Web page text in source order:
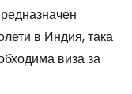
в Индия, така
виза за